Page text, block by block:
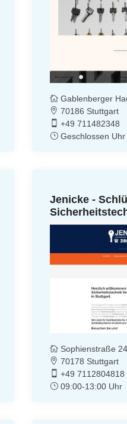
Gablenberger
70186 Stuttgart
+49 711482348
Geschlossen Uhr
Jenicke -
Sophienstraße 24
70178 Stuttgart
+49 7112804818
09:00-13:00 Uhr